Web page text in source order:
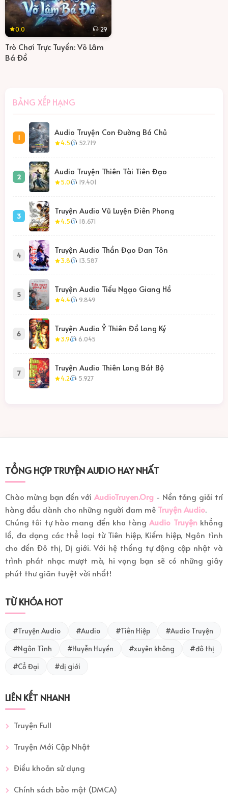
0.0 29
Trò Chơi Trực Tuyến: Võ Lâm
Bá Đồ
BẢNG XẾP HẠNG
1
Audio Truyện Con Đường Bá Chủ
4.5 52.719
2
Audio Truyện Thiên Tài Tiên Đạo
5.0 19.401
3
Truyện Audio Vũ Luyện Điên Phong
4.5 18.671
4
Truyện Audio Thần Đạo Đan Tôn
3.8 13.587
5
Truyện Audio Tiếu Ngạo Giang Hồ
4.4 9.849
6
Truyện Audio Ỷ Thiên Đồ Long Ký
3.9 6.045
7
Truyện Audio Thiên Long Bát Bộ
4.2 5.927
TỔNG HỢP TRUYỆN AUDIO HAY NHẤT
Chào mừng bạn đến với AudioTruyen.Org- Nền tảng giải trí
hàng đầu dành cho những người đam mê Truyện Audio.
Chúng tôi tự hào mang đến kho tàngAudio Truyệnkhổng
lồ, đa dạng các thể loại từ Tiên hiệp, Kiếm hiệp, Ngôn tình
cho đến Đô thị, Dị giới. Với hệ thống tự động cập nhật và
trình phát nhạc mượt mà, hi vọng bạn sẽ có những giây
phút thư giãn tuyệt vời nhất!
TỪ KHÓA HOT
#Truyện Audio #Audio #Tiên Hiệp
#Audio Truyện
#Ngôn Tình
#Huyễn Huyền #xuyên không
#đô thị
#Cổ Đại
#dị giới
LIÊN KẾT NHANH
Truyện Full
Truyện Mới Cập Nhật
Điều khoản sử dụng
Chính sách bảo mật (DMCA)